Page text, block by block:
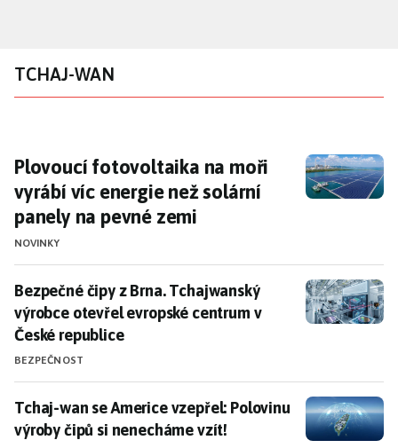
obsahu
TCHAJ-WAN
Plovoucí fotovoltaika na moři vyrábí víc
Plovoucí fotovoltaika na moři
vyrábí víc energie než solární
panely na pevné zemi
NOVINKY
Bezpečné čipy z Brna. Tchajwanský výrobce otevřel
Bezpečné čipy z Brna. Tchajwanský
výrobce otevřel evropské centrum v
České republice
BEZPEČNOST
Tchaj-wan se Americe vzepřel: Polovinu výroby čipů
Tchaj-wan se Americe vzepřel: Polovinu
výroby čipů si nenecháme vzít!